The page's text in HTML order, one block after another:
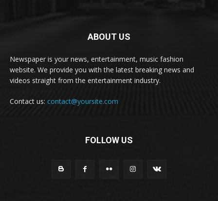
ABOUT US
Newspaper is your news, entertainment, music fashion
website. We provide you with the latest breaking news and
videos straight from the entertainment industry.
Contact us: contact@yoursite.com
FOLLOW US